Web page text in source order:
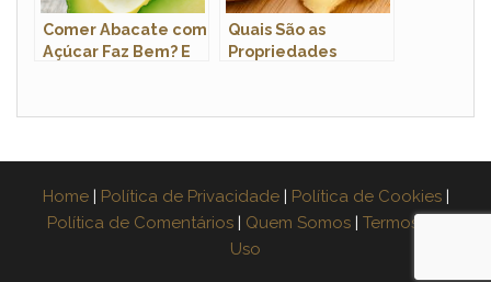
Comer Abacate com
Açúcar Faz Bem? E
Quais São as
Propriedades
Home | Política de Privacidade | Política de Cookies |
Política de Comentários | Quem Somos | Termos de
Uso